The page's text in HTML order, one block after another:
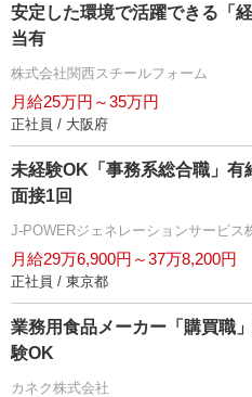
安定した環境で活躍できる「
当有
株式会社関西スチールフォーム
月給25万円～35万円
正社員 / 大阪府
未経験OK「事務系総合職」有
面接1回
J-POWERジェネレーションサービス
月給29万6,900円～37万8,200円
正社員 / 東京都
業務用食品メーカー「購買職
験OK
カネク株式会社